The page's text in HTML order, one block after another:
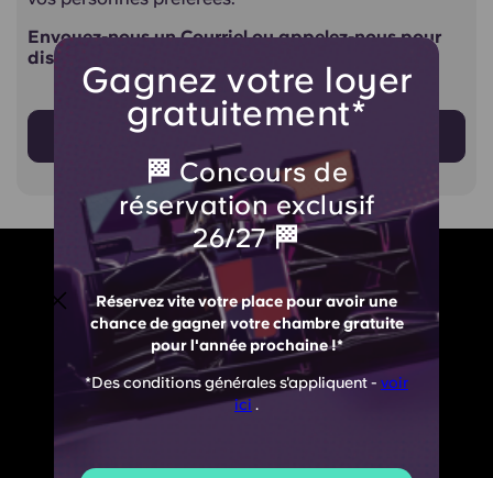
Gagnez votre loyer
gratuitement*
🏁 Concours de
réservation exclusif
26/27 🏁
Réservez vite votre place pour avoir une
chance de gagner votre chambre gratuite
pour l'année prochaine !*
*Des conditions générales s'appliquent - voir
ici .
Envoyez-nous un Courriel ou appelez-nous pour
discuter des réservations de groupe.